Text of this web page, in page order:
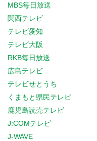
MBS毎日放送
関西テレビ
テレビ愛知
テレビ大阪
RKB毎日放送
広島テレビ
テレビせとうち
くまもと県民テレビ
鹿児島読売テレビ
J:COMテレビ
J-WAVE